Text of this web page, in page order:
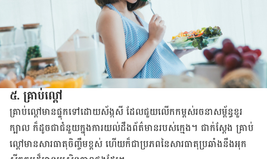
៥.គ្រាប់​ល្ពៅ
គ្រាប់​ល្ពៅ​មាន​ផ្ទុក​ទៅ​ដោយ​ស័ង្កសី​ ដែល​ជួយ​លើក​កម្ពស់​រចនាសម្ព័ន្ធ​ខួរ​
ក្បាល​ ក៏​ដូចជា​ជំនួយ​ក្នុង​ការ​​យល់​ដឹង​ព័ត៌មាន​​របស់​ក្មេង​។​ ជាក់ស្ដែង​ គ្រាប់​
ល្ពៅ​មាន​សារធាតុ​ចិញ្ចឹម​ខ្ពស់​ ហើយ​ក៏​ជា​ប្រភព​នៃ​សារធាតុ​ប្រឆាំង​​នឹង​អុក